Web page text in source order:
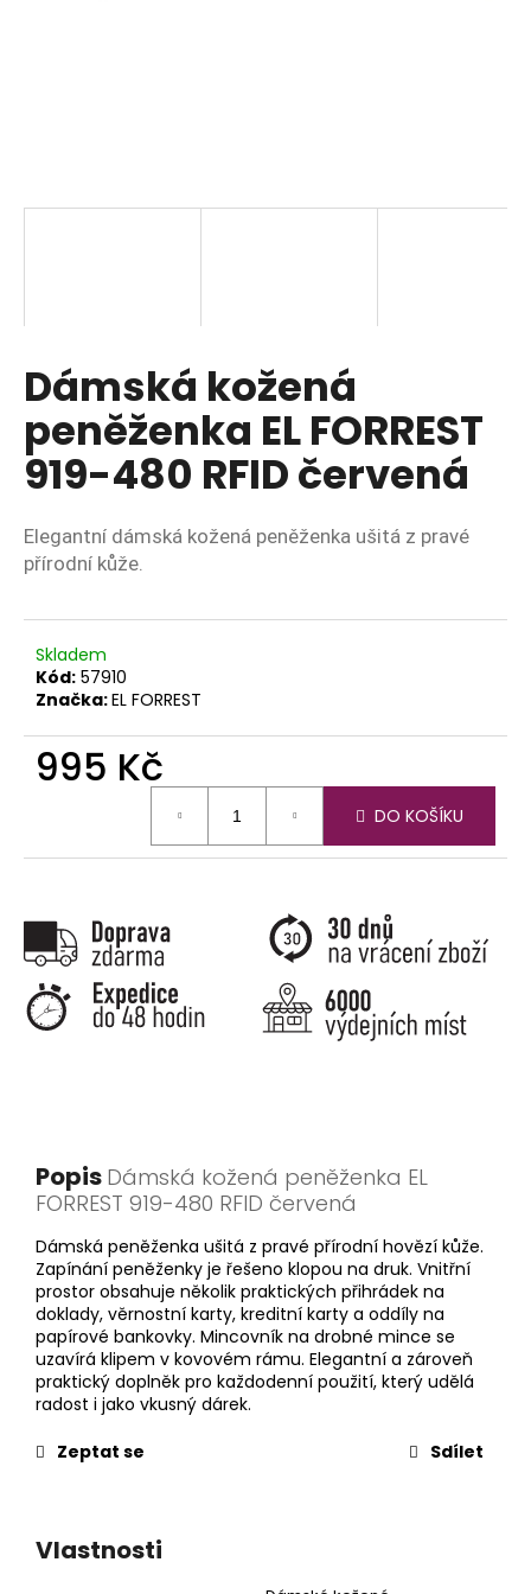
Dámská kožená
peněženka EL FORREST
919-480 RFID červená
Elegantní dámská kožená peněženka ušitá z pravé
přírodní kůže.
Skladem
Kód: 57910
Značka:EL FORREST
995 Kč
DO KOŠÍKU
Popis Dámská kožená peněženka EL
FORREST 919-480 RFID červená
Dámská peněženka ušitá z pravé přírodní hovězí kůže.
Zapínání peněženky je řešeno klopou na druk. Vnitřní
prostor obsahuje několik praktických přihrádek na
doklady, věrnostní karty, kreditní karty a oddíly na
papírové bankovky. Mincovník na drobné mince se
uzavírá klipem v kovovém rámu. Elegantní a zároveň
praktický doplněk pro každodenní použití, který udělá
radost i jako vkusný dárek.
Zeptat se
Sdílet
Vlastnosti
D
o
p
o
r
č
u
e
m
e